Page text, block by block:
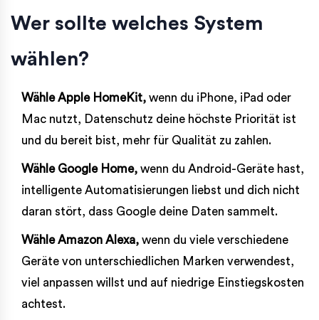
Wer sollte welches System
wählen?
Wähle Apple HomeKit, wenn du iPhone, iPad oder
Mac nutzt, Datenschutz deine höchste Priorität ist
und du bereit bist, mehr für Qualität zu zahlen.
Wähle Google Home, wenn du Android-Geräte hast,
intelligente Automatisierungen liebst und dich nicht
daran stört, dass Google deine Daten sammelt.
Wähle Amazon Alexa, wenn du viele verschiedene
Geräte von unterschiedlichen Marken verwendest,
viel anpassen willst und auf niedrige Einstiegskosten
achtest.